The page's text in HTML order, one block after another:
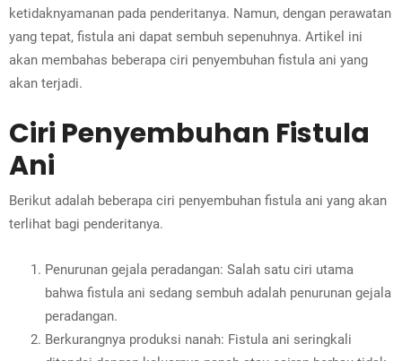
ketidaknyamanan pada penderitanya. Namun, dengan perawatan
yang tepat, fistula ani dapat sembuh sepenuhnya. Artikel ini
akan membahas beberapa ciri penyembuhan fistula ani yang
akan terjadi.
Ciri Penyembuhan Fistula
Ani
Berikut adalah beberapa ciri penyembuhan fistula ani yang akan
terlihat bagi penderitanya.
Penurunan gejala peradangan: Salah satu ciri utama
bahwa fistula ani sedang sembuh adalah penurunan gejala
peradangan.
Berkurangnya produksi nanah: Fistula ani seringkali